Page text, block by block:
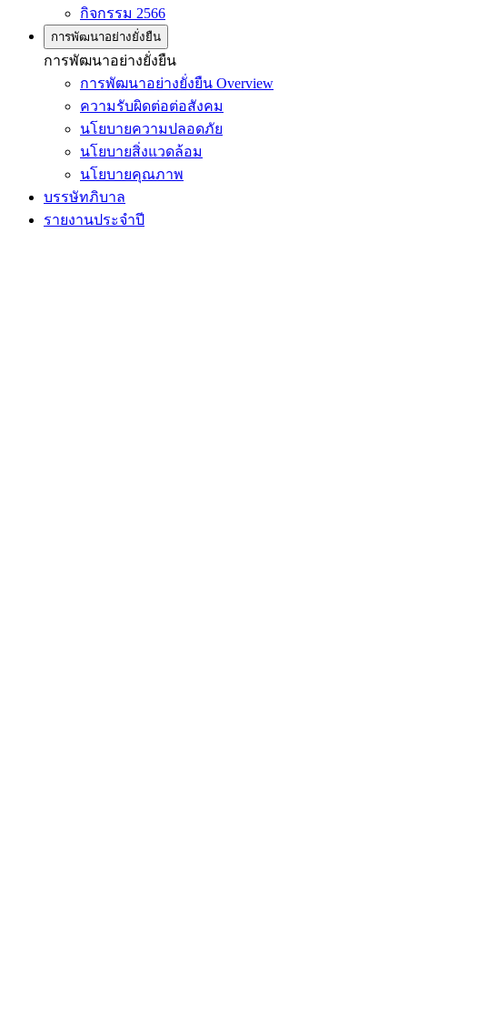
กิจกรรม 2566
การพัฒนาอย่างยั่งยืน
การพัฒนาอย่างยั่งยืน
การพัฒนาอย่างยั่งยืน Overview
ความรับผิดต่อต่อสังคม
นโยบายความปลอดภัย
นโยบายสิ่งแวดล้อม
นโยบายคุณภาพ
บรรษัทภิบาล
รายงานประจำปี